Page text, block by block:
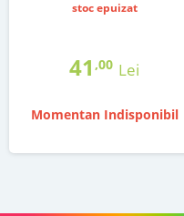
stoc epuizat
41 ,00 Lei
Momentan Indisponibil